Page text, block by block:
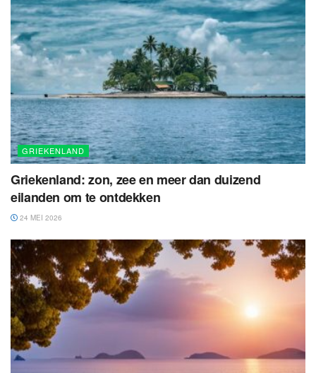
GRIEKENLAND
Griekenland: zon, zee en meer dan duizend
eilanden om te ontdekken
24 MEI 2026